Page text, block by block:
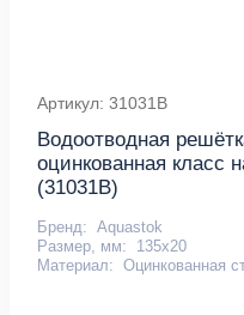
Артикул: 31031B
Водоотводная
оцинкованная класс
(31031В)
Бренд: Aquastok
Размер, мм:
135х20
Материал: Оцинкованная